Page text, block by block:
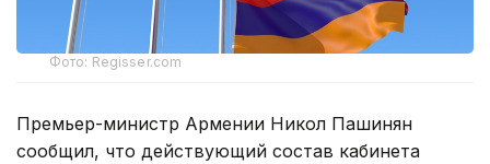
Фото: Regisser.com
Премьер-министр Армении Никол Пашинян
сообщил, что действующий состав кабинета